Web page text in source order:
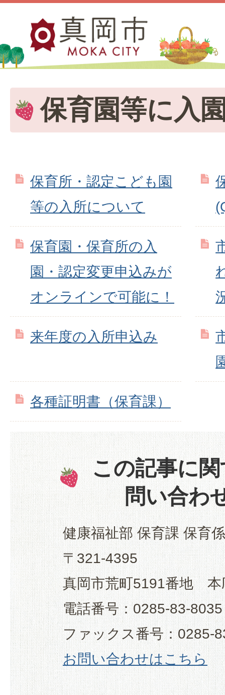
保育園等に入
保育所・認定こども園
等の入所について
保育園・保育所の入
園・認定変更申込みが
オンラインで可能に！
来年度の入所申込み
各種証明書（保育課）
この記事に
問い合わ
健康福祉部 保育課 保育係
〒321-4395
真岡市荒町5191番地 本
電話番号：0285-83-8035
ファックス番号：0285-
お問い合わせはこちら